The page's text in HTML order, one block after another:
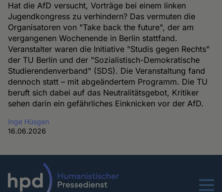
Hat die AfD versucht, Vorträge bei einem linken
Jugendkongress zu verhindern? Das vermuten die
Organisatoren von "Take back the future", der am
vergangenen Wochenende in Berlin stattfand.
Veranstalter waren die Initiative "Studis gegen Rechts"
der TU Berlin und der "Sozialistisch-Demokratische
Studierendenverband" (SDS). Die Veranstaltung fand
dennoch statt – mit abgeändertem Programm. Die TU
beruft sich dabei auf das Neutralitätsgebot, Kritiker
sehen darin ein gefährliches Einknicken vor der AfD.
Inge Hüsgen
16.06.2026
Menu